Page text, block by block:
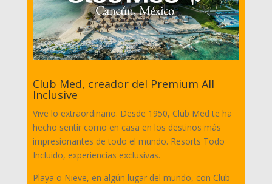
Club Med, creador del Premium All
Inclusive
Vive lo extraordinario. Desde 1950, Club Med te ha
hecho sentir como en casa en los destinos más
impresionantes de todo el mundo. Resorts Todo
Incluido, experiencias exclusivas.
Playa o Nieve, en algún lugar del mundo, con Club